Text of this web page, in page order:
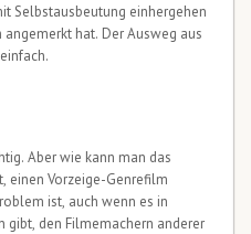
Selbstausbeutung einhergehen
hat. Der Ausweg aus
Aber wie kann man das
einen Vorzeige-Genrefilm
ist, auch wenn es in
gibt, den Filmemachern anderer